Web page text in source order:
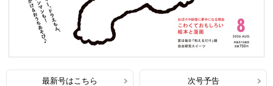
最新号はこちら 次号予告